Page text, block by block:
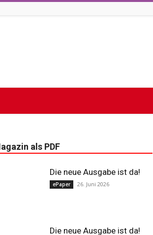
als PDF
Die neue Ausgabe ist da!
ePaper 26. Juni 2026
Die neue Ausgabe ist da!